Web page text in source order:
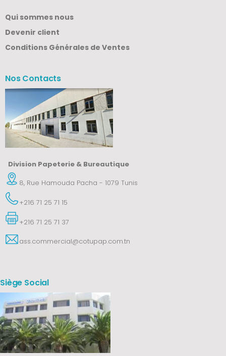
Qui sommes nous
Devenir client
Conditions Générales de Ventes
Nos Contacts
Division Papeterie & Bureautique
8, Rue Hamouda Pacha - 1079 Tunis
+216 71 25 71 15
+216 71 25 71 37
ass.commercial@cotupap.com.tn
Siège Social